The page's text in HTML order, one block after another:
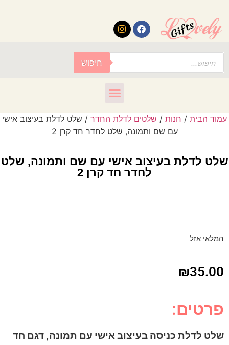
חיפוש
עמוד הבית / חנות / שלטים לדלת החדר / שלט לדלת בעיצוב אישי
עם שם ותמונה, שלט לחדר חד קרן 2
שלט לדלת בעיצוב אישי עם שם ותמונה, שלט
לחדר חד קרן 2
המלאי אזל
₪35.00
פרטים:
שלט לדלת כניסה בעיצוב אישי עם תמונה, דגם חד